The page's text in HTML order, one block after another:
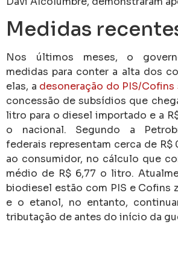
Medidas
Nos últimos meses, o
medidas para conter a alta dos
elas, a desoneração do PIS/
concessão de subsídios que
litro para o diesel importado e a
o nacional. Segundo a
federais representam cerca de R$
ao consumidor, no cálculo que
médio de R$ 6,77 o litro.
biodiesel estão com PIS e Cofins
e o etanol, no entanto,
tributação de antes do início da